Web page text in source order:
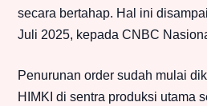
secara bertahap. Hal ini
Juli 2025, kepada CNBC
Penurunan order sudah mulai
HIMKI di sentra produksi utama